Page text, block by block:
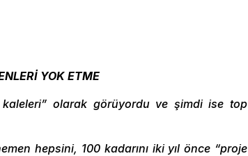
YOK ETME
olarak görüyordu ve şimdi ise top
hepsini, 100 kadarını iki yıl önce “proje